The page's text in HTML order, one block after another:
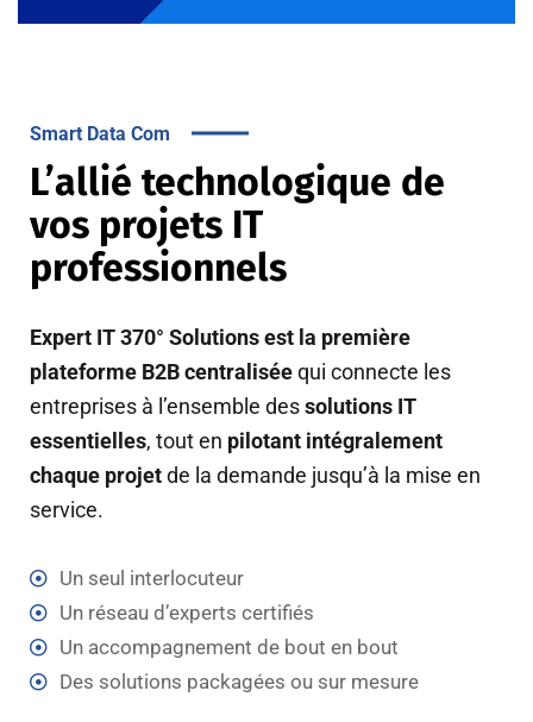
Smart Data Com
L’allié technologique de
vos projets IT
professionnels
Expert IT 370° Solutions est la première
plateforme B2B centraliséequi connecte les
entreprises à l’ensemble dessolutions IT
essentielles, tout en pilotant intégralement
chaque projetde la demande jusqu’à la mise en
service.
Un seul interlocuteur
Un réseau d’experts certifiés
Un accompagnement de bout en bout
Des solutions packagées ou sur mesure